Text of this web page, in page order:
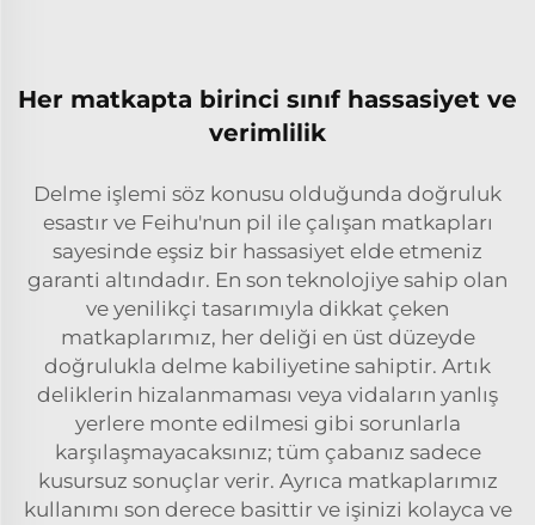
Her matkapta birinci sınıf hassasiyet ve
verimlilik
Delme işlemi söz konusu olduğunda doğruluk
esastır ve Feihu'nun pil ile çalışan matkapları
sayesinde eşsiz bir hassasiyet elde etmeniz
garanti altındadır. En son teknolojiye sahip olan
ve yenilikçi tasarımıyla dikkat çeken
matkaplarımız, her deliği en üst düzeyde
doğrulukla delme kabiliyetine sahiptir. Artık
deliklerin hizalanmaması veya vidaların yanlış
yerlere monte edilmesi gibi sorunlarla
karşılaşmayacaksınız; tüm çabanız sadece
kusursuz sonuçlar verir. Ayrıca matkaplarımız
kullanımı son derece basittir ve işinizi kolayca ve